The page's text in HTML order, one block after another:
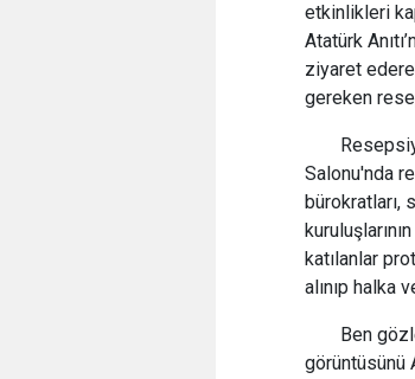
etkinlikleri
Atatürk
ziyaret
gereken
Salonu'nda
bürokratları,
katılanlar
alınıp halka
Ben
görüntüsünü